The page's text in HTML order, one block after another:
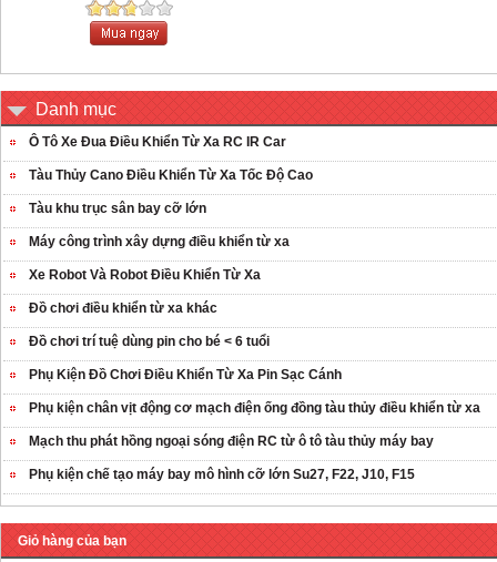
Danh mục
Ô Tô Xe Đua Điều Khiển Từ Xa RC IR Car
Tàu Thủy Cano Điều Khiển Từ Xa Tốc Độ Cao
Tàu khu trục sân bay cỡ lớn
Máy công trình xây dựng điều khiển từ xa
Xe Robot Và Robot Điều Khiển Từ Xa
Đồ chơi điều khiển từ xa khác
Đồ chơi trí tuệ dùng pin cho bé < 6 tuổi
Phụ Kiện Đồ Chơi Điều Khiển Từ Xa Pin Sạc Cánh
Phụ kiện chân vịt động cơ mạch điện ống đồng tàu thủy điều khiển từ xa
Mạch thu phát hồng ngoại sóng điện RC từ ô tô tàu thủy máy bay
Phụ kiện chế tạo máy bay mô hình cỡ lớn Su27, F22, J10, F15
Giỏ hàng của bạn